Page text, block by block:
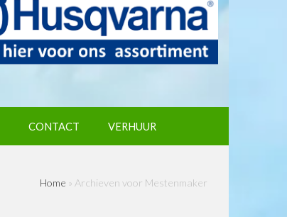
CONTACT VERHUUR
Home » Archieven voor Mestenmaker